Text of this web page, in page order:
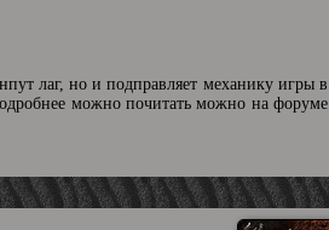
лаг, но и подправляет механику игры в
можно почитать можно на форуме